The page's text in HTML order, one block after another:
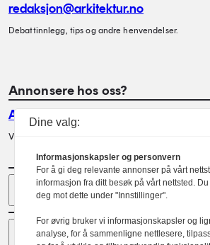
redaksjon@arkitektur.no
Debattinnlegg, tips og andre henvendelser.
Annonsere hos oss?
Annonser
Vil du annonsere i Arkitektur? Les mer her.
Sider
Følg oss
Dine valg:
Informasjonskapsler og personvern
For å gi deg relevante annonser på vårt
informasjon fra ditt besøk på vårt nettsted.
deg mot dette under "Innstillinger".
For øvrig bruker vi informasjonskapsler og
analyse, for å sammenligne nettlesere,